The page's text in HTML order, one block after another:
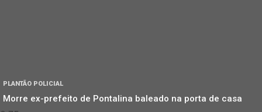
PLANTÃO POLICIAL
Morre ex-prefeito de Pontalina baleado na porta de casa